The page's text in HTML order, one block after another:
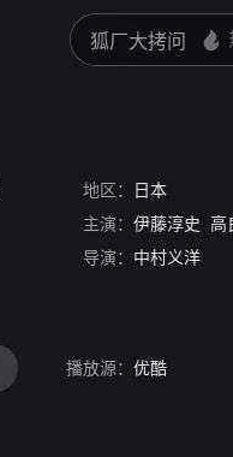
地区：
日本
主演： 伊藤淳史 高
导演： 中村义洋
播放源： 优酷